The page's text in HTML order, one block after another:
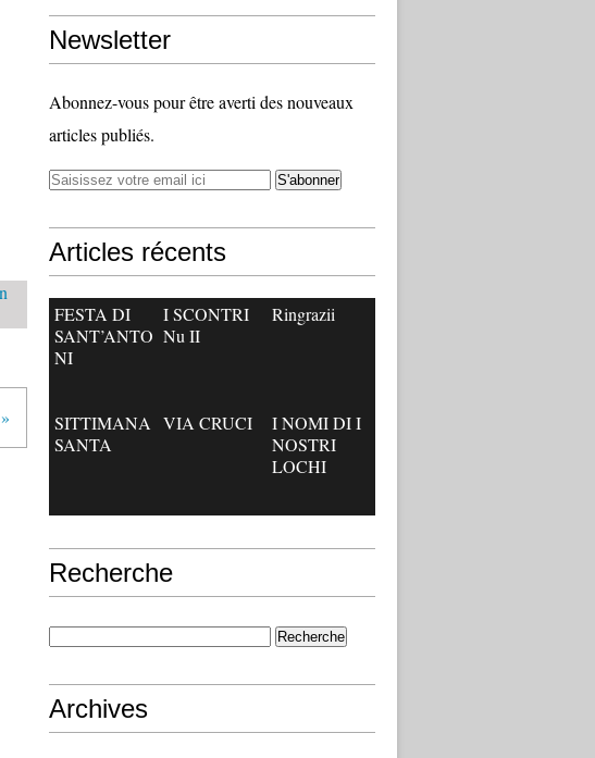
Newsletter
Abonnez-vous pour être averti des nouveaux
articles publiés.
Articles récents
FESTA DI
SANT’ANTO
NI
I SCONTRI
Nu II
Ringrazii
SITTIMANA
SANTA
VIA CRUCI
I NOMI DI I
NOSTRI
LOCHI
Recherche
Archives